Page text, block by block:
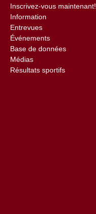
Inscrivez-vous maintenant!
Information
Entrevues
Événements
Base de données
Médias
Résultats sportifs